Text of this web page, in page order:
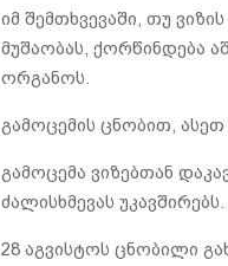
იმ შემთხვევაში, თუ
მუშაობას, ქორწინდება
ორგანოს.
გამოცემის ცნობით, ასეთ
გამოცემა ვიზებთან
ძალისხმევას უკავშირებს.
28 აგვისტოს ცნობილი